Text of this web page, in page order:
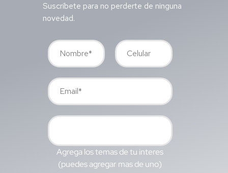
Suscríbete para no perderte de ninguna
novedad.
Agrega los temas de tu interes
(puedes agregar mas de uno)